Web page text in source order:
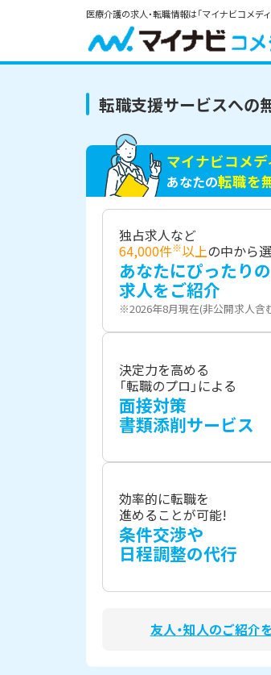
医療介護の求人・転職情報は「マイナビコメディ
転職支援サービスへの
マイナビコメ
あなたの転職を
独占求人など
64,000件※以上の中から選
あなたにぴったりの
求人をご紹介
※2026年8月現在(非公開求人含
決定力を高める
「転職のプロ」による
面接対策
書類添削サービス
効率的に転職を
進めることが可能!
条件交渉や
日程調整の代行
友人・知人のご紹介